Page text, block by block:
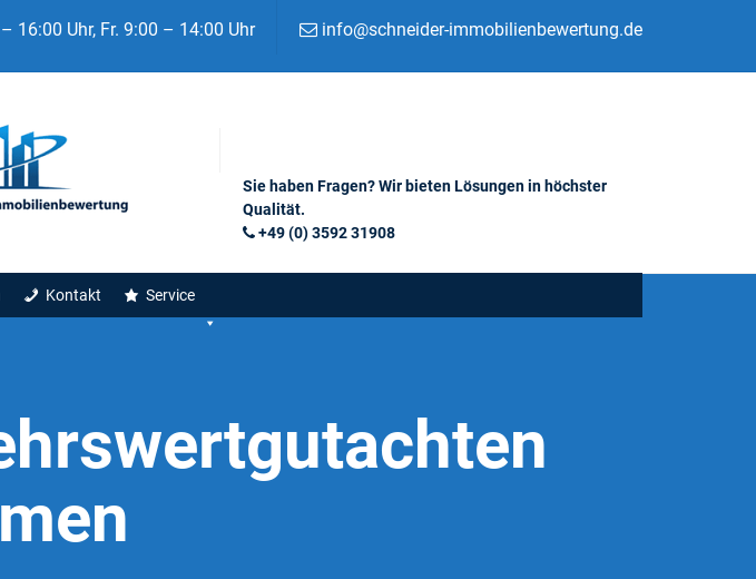
16:00 Uhr, Fr. 9:00 – 14:00 Uhr info@schneider-immobilienbewertung.de
Sie haben Fragen? Wir bieten Lösungen in höchster
Qualität.
+49 (0) 3592 31908
Kontakt Service